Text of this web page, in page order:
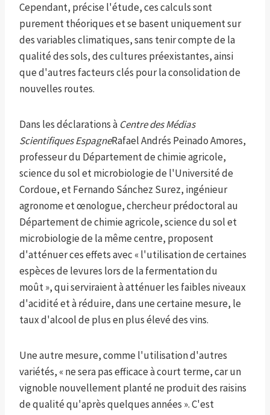
Cependant, précise l'étude, ces calculs sont
purement théoriques et se basent uniquement sur
des variables climatiques, sans tenir compte de la
qualité des sols, des cultures préexistantes, ainsi
que d'autres facteurs clés pour la consolidation de
nouvelles routes.
Dans les déclarations à Centre des Médias
Scientifiques EspagneRafael Andrés Peinado Amores,
professeur du Département de chimie agricole,
science du sol et microbiologie de l'Université de
Cordoue, et Fernando Sánchez Surez, ingénieur
agronome et œnologue, chercheur prédoctoral au
Département de chimie agricole, science du sol et
microbiologie de la même centre, proposent
d'atténuer ces effets avec « l'utilisation de certaines
espèces de levures lors de la fermentation du
moût », qui serviraient à atténuer les faibles niveaux
d'acidité et à réduire, dans une certaine mesure, le
taux d'alcool de plus en plus élevé des vins.
Une autre mesure, comme l'utilisation d'autres
variétés, « ne sera pas efficace à court terme, car un
vignoble nouvellement planté ne produit des raisins
de qualité qu'après quelques années ». C'est